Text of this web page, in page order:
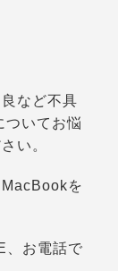
など不具
いてお悩
い。
を
、お電話で